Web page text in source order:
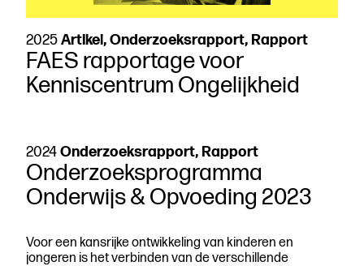
2025Artikel, Onderzoeksrapport, Rapport
FAES rapportage voor
Kenniscentrum Ongelijkheid
2024Onderzoeksrapport, Rapport
Onderzoeksprogramma
Onderwijs & Opvoeding 2023
Voor een kansrijke ontwikkeling van kinderen en
jongeren is het verbinden van de verschillende